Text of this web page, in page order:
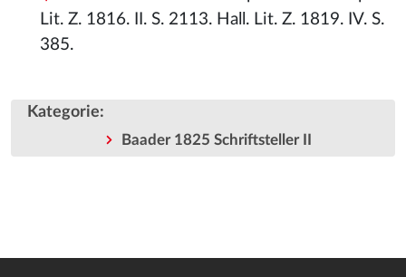
Lit. Z. 1816. II. S. 2113. Hall. Lit. Z. 1819. IV. S.
385.
Kategorie:
Baader 1825 Schriftsteller II